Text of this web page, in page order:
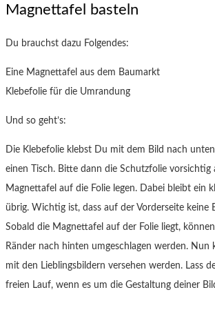
Magnettafel basteln
Du brauchst dazu Folgendes:
Eine Magnettafel aus dem Baumarkt
Klebefolie für die Umrandung
Und so geht’s:
Die Klebefolie klebst Du mit dem Bild nach
einen Tisch. Bitte dann die Schutzfolie vorsichtig
Magnettafel auf die Folie legen. Dabei bleibt ein
übrig. Wichtig ist, dass auf der Vorderseite keine
Sobald die Magnettafel auf der Folie liegt,
Ränder nach hinten umgeschlagen werden. Nun
mit den Lieblingsbildern versehen werden. Lass
freien Lauf, wenn es um die Gestaltung deiner